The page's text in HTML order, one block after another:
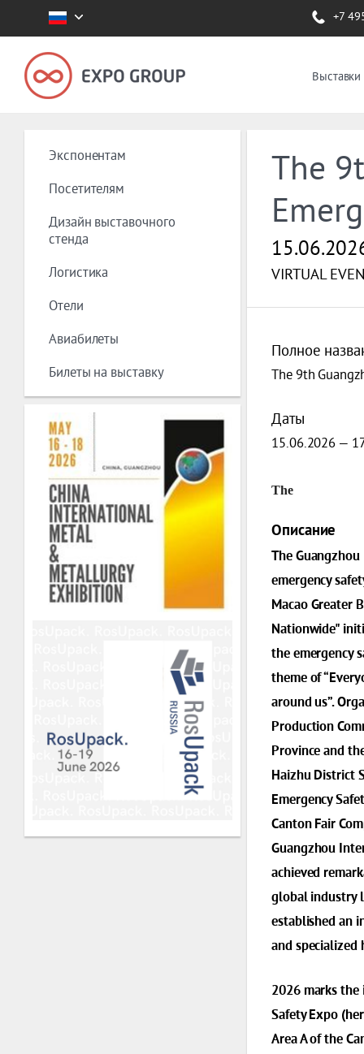
+7
Экспонентам
Посетителям
Дизайн выставочного
стенда
Логистика
Отели
Авиабилеты
Билеты на выставку
The
VIRTUAL
Полное
The 9th
Даты
15.06.2026 —
The
Описание
The
emergency
Macao Greater
Nationwide"
the emergency
theme of
around us”.
Production
Province and
Haizhu District
Emergency
Canton Fair
Guangzhou
achieved
global industry
established an
and specialized
2026 marks the
Safety Expo
Area A of the